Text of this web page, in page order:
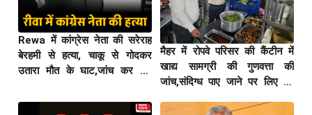
Rewa में कांग्रेस नेता की सरेराह
बेरहमी से हत्या, चाकू से गोदकर
उतारा मौत के घाट,जांच कर रही
मैहर में रोपवे परिसर की कैंटीन में
खाद्य सामग्री की गुणवत्ता की
जांच,संदिग्ध पाए जाने पर लिए गए